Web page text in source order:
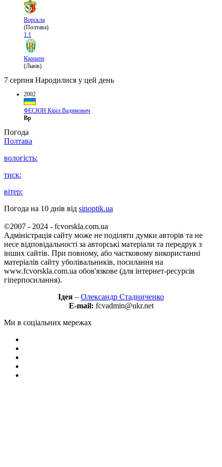
Ворскла
(Полтава)
1:1
Карпати
(Львів)
7 серпня Народилися у цей день
2002
ФЕСЮН Кіріл Вадимович
Вр
Погода
Полтава
вологість:
тиск:
вітер:
Погода на 10 днів від sinoptik.ua
©2007 - 2024 - fcvorskla.com.ua
Адміністрація сайту може не поділяти думки авторів та не
несе відповідальності за авторські матеріали та передрук з
інших сайтів. При повному, або частковому використанні
матеріалів сайту уболівальників, посилання на
www.fcvorskla.com.ua обов'язкове (для інтернет-ресурсів
гіперпосилання).
Ідея – Олександр Стадниченко
E-mail: fcvadmin@ukr.net
Ми в соціальних мережах